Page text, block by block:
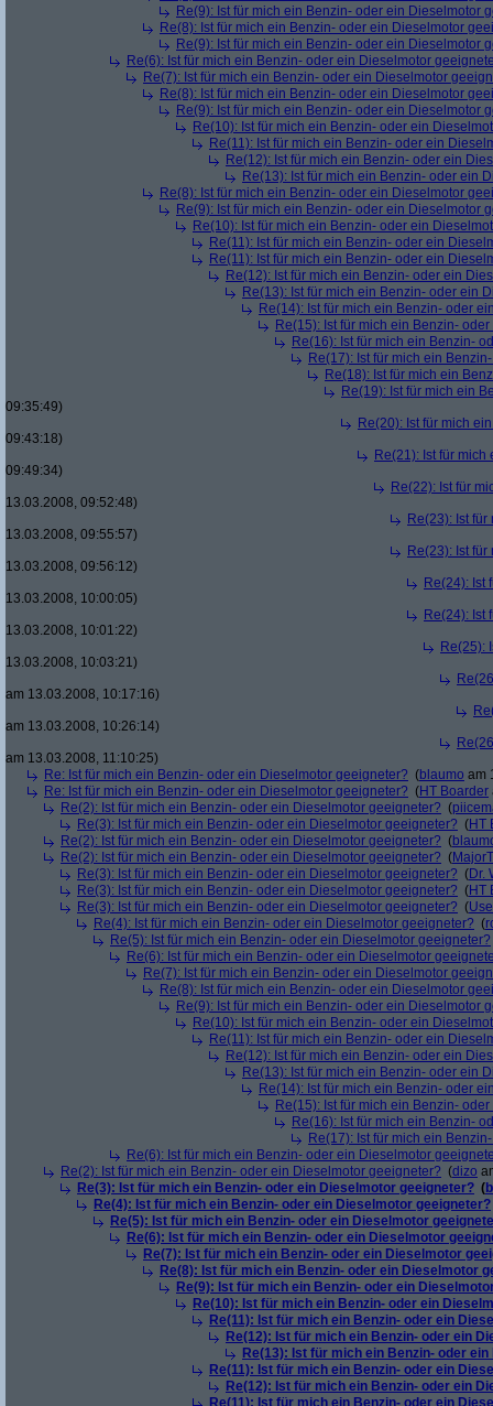
Re(9): Ist für mich ein Benzin- oder ein Dieselmotor
Re(8): Ist für mich ein Benzin- oder ein Dieselmotor
Re(9): Ist für mich ein Benzin- oder ein Dieselmotor
Re(6): Ist für mich ein Benzin- oder ein Dieselmotor
Re(7): Ist für mich ein Benzin- oder ein Dieselmotor
Re(8): Ist für mich ein Benzin- oder ein Dieselmotor
Re(9): Ist für mich ein Benzin- oder ein Dieselmotor
Re(10): Ist für mich ein Benzin- oder ein
Re(11): Ist für mich ein Benzin- oder ein
Re(12): Ist für mich ein Benzin- oder ein
Re(13): Ist für mich ein Benzin- oder ein
Re(8): Ist für mich ein Benzin- oder ein Dieselmotor
Re(9): Ist für mich ein Benzin- oder ein Dieselmotor
Re(10): Ist für mich ein Benzin- oder ein
Re(11): Ist für mich ein Benzin- oder ein
Re(11): Ist für mich ein Benzin- oder ein
Re(12): Ist für mich ein Benzin- oder ein
Re(13): Ist für mich ein Benzin- oder ein
Re(14): Ist für mich ein Benzin- oder
Re(15): Ist für mich ein Benzin-
Re(16): Ist für mich ein Benzin-
Re(17): Ist für mich ein
Re(18): Ist für mich ein
Re(19): Ist für mich ein
09:35:49)
Re(20): Ist für mich
09:43:18)
Re(21): Ist für
09:49:34)
Re(22): Ist für
13.03.2008, 09:52:48)
Re(23): Ist
13.03.2008, 09:55:57)
Re(23): Ist
13.03.2008, 09:56:12)
Re(24): Ist
13.03.2008, 10:00:05)
Re(24): Ist
13.03.2008, 10:01:22)
Re(25):
13.03.2008, 10:03:21)
am 13.03.2008, 10:17:16)
am 13.03.2008, 10:26:14)
am 13.03.2008, 11:10:25)
Re: Ist für mich ein Benzin- oder ein Dieselmotor geeigneter? (blaumo am
Re: Ist für mich ein Benzin- oder ein Dieselmotor geeigneter? (HT Boarder
Re(2): Ist für mich ein Benzin- oder ein Dieselmotor geeigneter? (
Re(3): Ist für mich ein Benzin- oder ein Dieselmotor geeigneter? (HT
Re(2): Ist für mich ein Benzin- oder ein Dieselmotor geeigneter? (
Re(2): Ist für mich ein Benzin- oder ein Dieselmotor geeigneter? (
Re(3): Ist für mich ein Benzin- oder ein Dieselmotor geeigneter? (Dr.
Re(3): Ist für mich ein Benzin- oder ein Dieselmotor geeigneter? (HT
Re(3): Ist für mich ein Benzin- oder ein Dieselmotor geeigneter? (
Re(4): Ist für mich ein Benzin- oder ein Dieselmotor geeigneter? (
Re(5): Ist für mich ein Benzin- oder ein Dieselmotor geeigneter?
Re(6): Ist für mich ein Benzin- oder ein Dieselmotor
Re(7): Ist für mich ein Benzin- oder ein Dieselmotor
Re(8): Ist für mich ein Benzin- oder ein Dieselmotor
Re(9): Ist für mich ein Benzin- oder ein Dieselmotor
Re(10): Ist für mich ein Benzin- oder ein
Re(11): Ist für mich ein Benzin- oder ein
Re(12): Ist für mich ein Benzin- oder ein
Re(13): Ist für mich ein Benzin- oder ein
Re(14): Ist für mich ein Benzin- oder
Re(15): Ist für mich ein Benzin-
Re(16): Ist für mich ein Benzin-
Re(17): Ist für mich ein
Re(6): Ist für mich ein Benzin- oder ein Dieselmotor
Re(2): Ist für mich ein Benzin- oder ein Dieselmotor geeigneter? (dizo
Re(3): Ist für mich ein Benzin- oder ein Dieselmotor geeigneter? (
Re(4): Ist für mich ein Benzin- oder ein Dieselmotor geeigneter?
Re(5): Ist für mich ein Benzin- oder ein Dieselmotor
Re(6): Ist für mich ein Benzin- oder ein Dieselmotor
Re(7): Ist für mich ein Benzin- oder ein Dieselmotor
Re(8): Ist für mich ein Benzin- oder ein Dieselmotor
Re(9): Ist für mich ein Benzin- oder ein
Re(10): Ist für mich ein Benzin- oder ein
Re(11): Ist für mich ein Benzin- oder ein
Re(12): Ist für mich ein Benzin- oder ein
Re(13): Ist für mich ein Benzin- oder
Re(11): Ist für mich ein Benzin- oder ein
Re(12): Ist für mich ein Benzin- oder ein
Re(11): Ist für mich ein Benzin- oder ein